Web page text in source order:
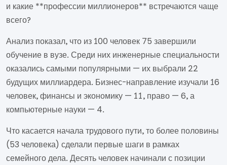
и какие **профессии миллионеров** встречаются чаще
всего?
Анализ показал, что из 100 человек 75 завершили
обучение в вузе. Среди них инженерные специальности
оказались самыми популярными — их выбрали 22
будущих миллиардера. Бизнес-направление изучали 16
человек, финансы и экономику — 11, право — 6, а
компьютерные науки — 4.
Что касается начала трудового пути, то более половины
(53 человека) сделали первые шаги в рамках
семейного дела. Десять человек начинали с позиции